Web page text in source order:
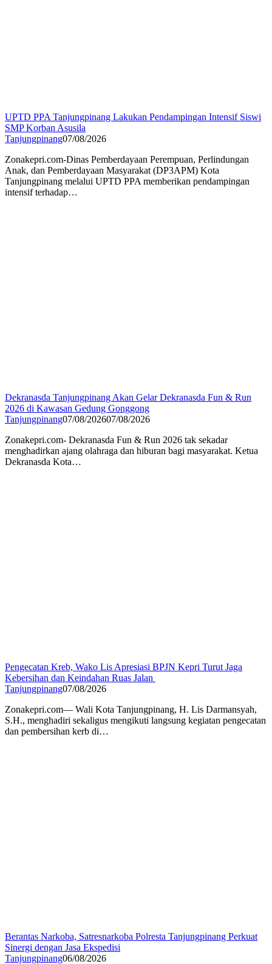
UPTD PPA Tanjungpinang Lakukan Pendampingan Intensif Siswi
SMP Korban Asusila
Tanjungpinang07/08/2026
Zonakepri.com-Dinas Pemberdayaan Perempuan, Perlindungan
Anak, dan Pemberdayaan Masyarakat (DP3APM) Kota
Tanjungpinang melalui UPTD PPA memberikan pendampingan
intensif terhadap…
Dekranasda Tanjungpinang Akan Gelar Dekranasda Fun & Run
2026 di Kawasan Gedung Gonggong
Tanjungpinang07/08/202607/08/2026
Zonakepri.com- Dekranasda Fun & Run 2026 tak sekadar
menghadirkan ajang olahraga dan hiburan bagi masyarakat. Ketua
Dekranasda Kota…
Pengecatan Kreb, Wako Lis Apresiasi BPJN Kepri Turut Jaga
Kebersihan dan Keindahan Ruas Jalan
Tanjungpinang07/08/2026
Zonakepri.com— Wali Kota Tanjungpinang, H. Lis Darmansyah,
S.H., menghadiri sekaligus mengikuti langsung kegiatan pengecatan
dan pembersihan kerb di…
Berantas Narkoba, Satresnarkoba Polresta Tanjungpinang Perkuat
Sinergi dengan Jasa Ekspedisi
Tanjungpinang06/08/2026